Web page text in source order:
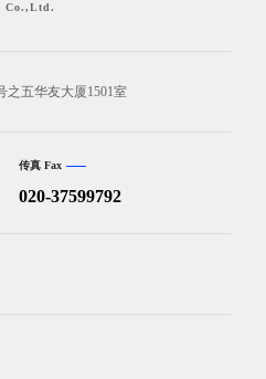
Co.,Ltd.
之五华友大厦1501室
传真 Fax
020-37599792